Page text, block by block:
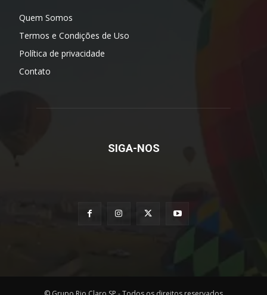
Quem Somos
Termos e Condições de Uso
Política de privacidade
Contato
SIGA-NOS